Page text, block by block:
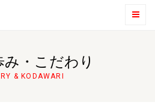
・こだわり
& KODAWARI